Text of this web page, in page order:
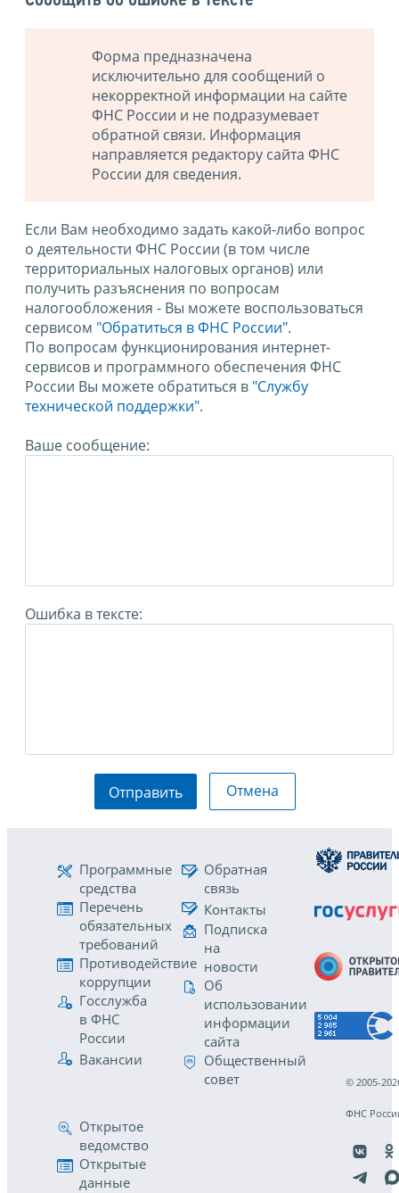
Форма предназначена
исключительно для сообщений о
некорректной информации на сайте
ФНС России и не подразумевает
обратной связи. Информация
направляется редактору сайта ФНС
России для сведения.
Если Вам необходимо задать какой-либо вопрос
о деятельности ФНС России (в том числе
территориальных налоговых органов) или
получить разъяснения по вопросам
налогообложения - Вы можете воспользоваться
сервисом "Обратиться в ФНС России".
По вопросам функционирования интернет-
сервисов и программного обеспечения ФНС
России Вы можете обратиться в "Службу
технической поддержки".
Ваше сообщение:
Ошибка в тексте:
Отправить Отмена
Программные
средства
Перечень
обязательных
требований
Противодействие
коррупции
Госслужба
в ФНС
России
Вакансии
Обратная
связь
Контакты
Подписка
на
новости
Об
использовании
информации
сайта
Общественный
совет
Открытое
ведомство
Открытые
данные
© 2005-
ФНС